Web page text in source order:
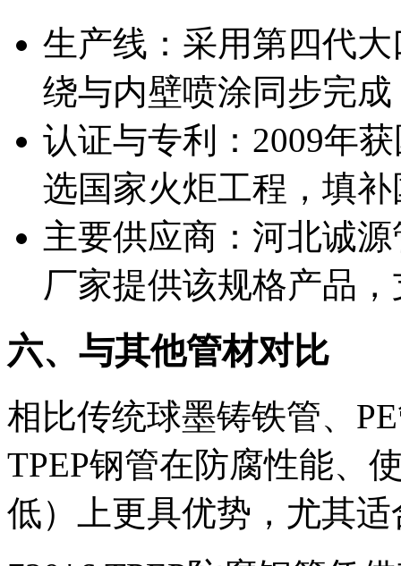
生产线：采用第四代
绕与内壁喷涂同步完
认证与专利：2009年
选国家火炬工程，填
主要供应商：河北诚
厂家提供该规格产品
六、与其他管材对比
相比传统球墨铸铁管、
TPEP钢管在防腐性能、
低）上更具优势，尤其